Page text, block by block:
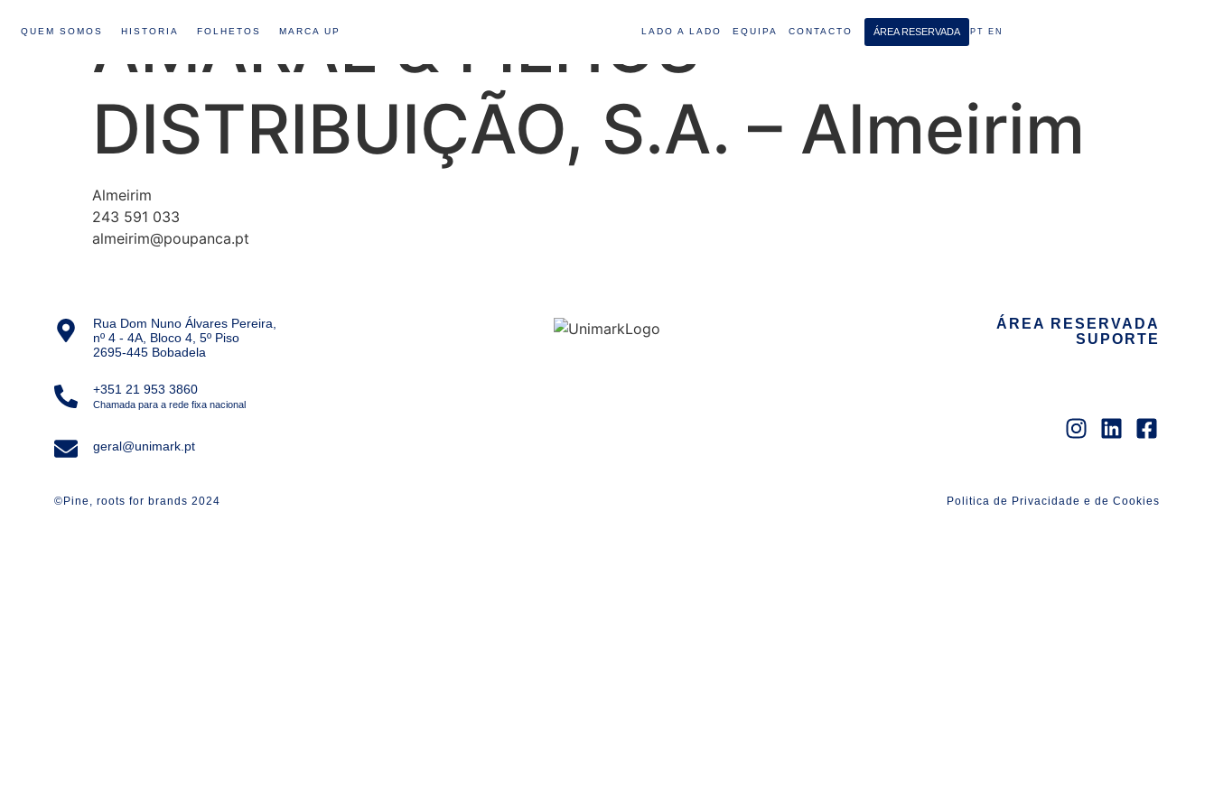
QUEM SOMOS HISTORIA FOLHETOS MARCA UP LADO A LADO EQUIPA CONTACTO ÁREA RESERVADA PT EN
AMARAL & FILHOS –
DISTRIBUIÇÃO, S.A. – Almeirim
Almeirim
243 591 033
almeirim@poupanca.pt
Rua Dom Nuno Álvares Pereira,
nº 4 - 4A, Bloco 4, 5º Piso
2695-445 Bobadela
+351 21 953 3860
Chamada para a rede fixa nacional
geral@unimark.pt
ÁREA RESERVADA
SUPORTE
©Pine, roots for brands 2024 Politica de Privacidade e de Cookies